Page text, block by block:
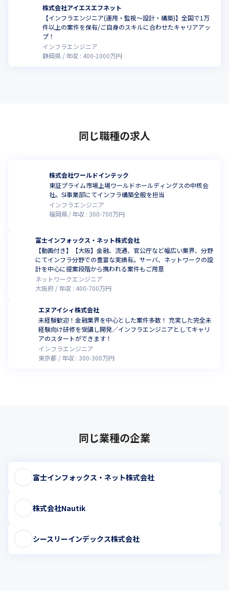
株式会社アイエスエフネット
【インフラエンジニア(運用・監視～設計・構築)】全国で1万
件以上の案件を保有/ご自身のスキルに合わせたキャリアアッ
プ！
インフラエンジニア
静岡県
年収 : 400-1000万円
同じ職種の求人
株式会社ワールドインテック
東証プライム市場上場ワールドホールディングスの中核会
社。SI事業部にてインフラ構築全般を担当
インフラエンジニア
福岡県
年収 : 300-700万円
富士インフォックス・ネット株式会社
【動画付き】【大阪】金融、流通、官公庁など幅広い業界、分野
にてインフラ分野での豊富な実績有。サーバ、ネットワークの設
計を中心に提案段階から携われる案件もご用意
ネットワークエンジニア
大阪府
年収 : 400-700万円
エヌアイシィ株式会社
未経験歓迎！金融業界を中心とした案件多数！ 充実した完全未
経験向け研修を受講し開発／インフラエンジニアとしてキャリ
アのスタートができます！
インフラエンジニア
東京都
年収 : 300-300万円
同じ業種の企業
富士インフォックス・ネット株式会社
株式会社Nautik
シースリーインデックス株式会社